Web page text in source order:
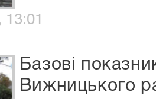
Базові
Вижницького